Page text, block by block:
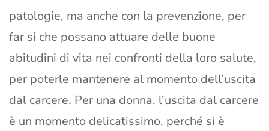
patologie, ma anche con la prevenzione, per
far si che possano attuare delle buone
abitudini di vita nei confronti della loro salute,
per poterle mantenere al momento dell’uscita
dal carcere. Per una donna, l’uscita dal carcere
è un momento delicatissimo, perché si è